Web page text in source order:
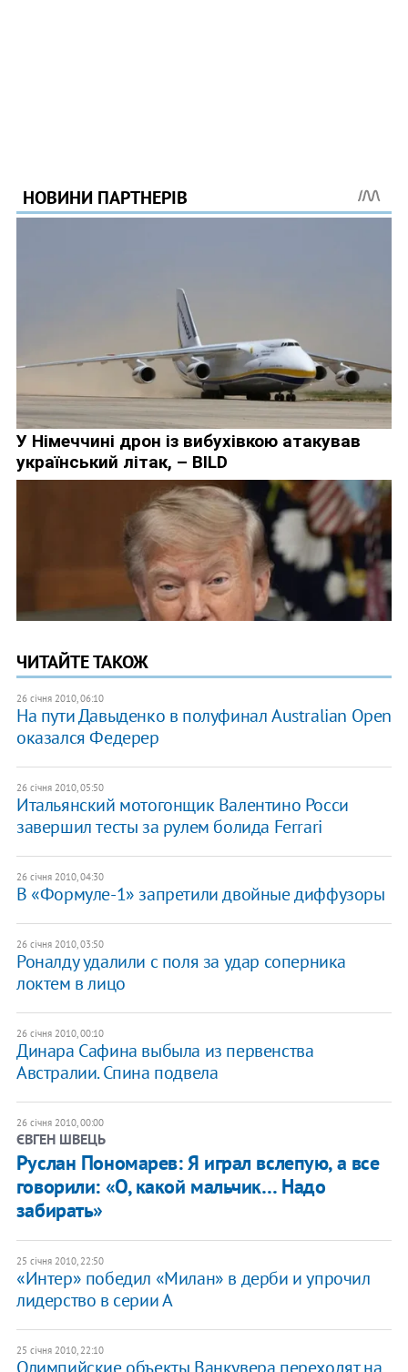
ЧИТАЙТЕ ТАКОЖ
26 січня 2010, 06:10
На пути Давыденко в полуфинал Australian Open
оказался Федерер
26 січня 2010, 05:50
Итальянский мотогонщик Валентино Росси
завершил тесты за рулем болида Ferrari
26 січня 2010, 04:30
В «Формуле-1» запретили двойные диффузоры
26 січня 2010, 03:50
Роналду удалили с поля за удар соперника
локтем в лицо
26 січня 2010, 00:10
Динара Сафина выбыла из первенства
Австралии. Спина подвела
26 січня 2010, 00:00
ЄВГЕН ШВЕЦЬ
Руслан Пономарев: Я играл вслепую, а все
говорили: «О, какой мальчик… Надо
забирать»
25 січня 2010, 22:50
«Интер» победил «Милан» в дерби и упрочил
лидерство в серии А
25 січня 2010, 22:10
Олимпийские объекты Ванкувера переходят на